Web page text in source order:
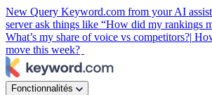
New Query Keyword.com from your AI
server ask things like “How did my rankings
What’s my share of voice vs competitors?|
move this week?
Fonctionnalités